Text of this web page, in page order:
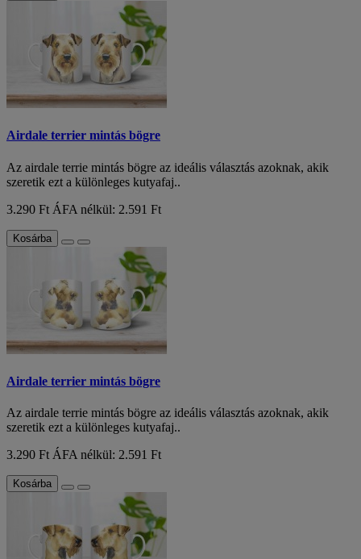
Airdale terrier mintás bögre
Az airdale terrie mintás bögre az ideális választás azoknak, akik
szeretik ezt a különleges kutyafaj..
3.290 Ft ÁFA nélkül: 2.591 Ft
Kosárba
Airdale terrier mintás bögre
Az airdale terrie mintás bögre az ideális választás azoknak, akik
szeretik ezt a különleges kutyafaj..
3.290 Ft ÁFA nélkül: 2.591 Ft
Kosárba